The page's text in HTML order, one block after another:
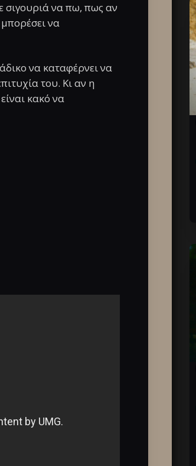
σιγουριά να πω, πως αν
να
να καταφέρνει να
του. Κι αν η
κακό να